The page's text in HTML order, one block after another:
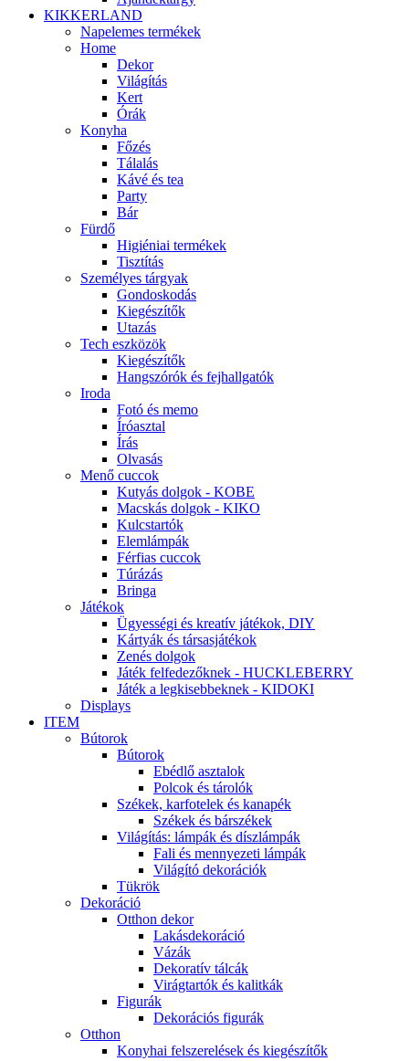
KIKKERLAND
Napelemes termékek
Home
Dekor
Világítás
Kert
Órák
Konyha
Főzés
Tálalás
Kávé és tea
Party
Bár
Fürdő
Higiéniai termékek
Tisztítás
Személyes tárgyak
Gondoskodás
Kiegészítők
Utazás
Tech eszközök
Kiegészítők
Hangszórók és fejhallgatók
Iroda
Fotó és memo
Íróasztal
Írás
Olvasás
Menő cuccok
Kutyás dolgok - KOBE
Macskás dolgok - KIKO
Kulcstartók
Elemlámpák
Férfias cuccok
Túrázás
Bringa
Játékok
Ügyességi és kreatív játékok, DIY
Kártyák és társasjátékok
Zenés dolgok
Játék felfedezőknek - HUCKLEBERRY
Játék a legkisebbeknek - KIDOKI
Displays
ITEM
Bútorok
Bútorok
Ebédlő asztalok
Polcok és tárolók
Székek, karfotelek és kanapék
Székek és bárszékek
Világítás: lámpák és díszlámpák
Fali és mennyezeti lámpák
Világító dekorációk
Tükrök
Dekoráció
Otthon dekor
Lakásdekoráció
Vázák
Dekoratív tálcák
Virágtartók és kalitkák
Figurák
Dekorációs figurák
Otthon
Konyhai felszerelések és kiegészítők